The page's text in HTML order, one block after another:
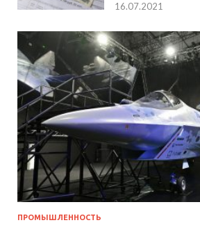
16.07.2021
ПРОМЫШЛЕННОСТЬ